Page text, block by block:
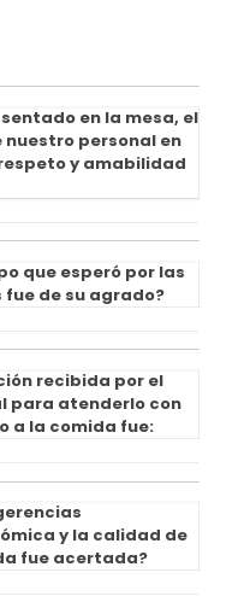
sentado en la mesa, el
personal en
y amabilidad
que esperó por las
de su agrado?
recibida por el
para atenderlo con
a la comida fue:
y la calidad de
fue acertada?